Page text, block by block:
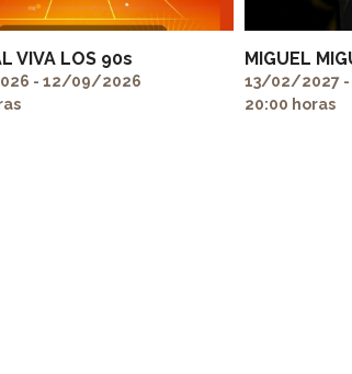
VIVA LOS 90s
- 12/09/2026
MIGUEL
13/02/2027
20:00 horas